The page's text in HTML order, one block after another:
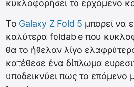
κυκλοφορήσει το ερχόμενο
Το Galaxy Z Fold 5 μπορεί να
καλύτερα foldable που
θα το ήθελαν λίγο
κατέθεσε ένα δίπλωμα
υποδεικνύει πως το επόμενο